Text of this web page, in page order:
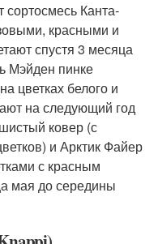
Канта-
красными и
спустя 3 месяца
Мэйден пинке
цветках белого и
на следующий год
ковер (с
и Арктик Файер
с красным
мая до середины